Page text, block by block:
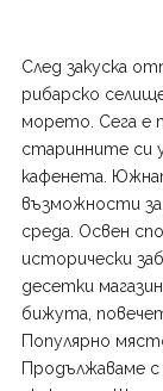
След закуска
рибарско
морето. Сега е
старинните си
кафенета.
възможности за
среда. Освен
исторически
десетки
бижута,
Популярно
Продължаваме